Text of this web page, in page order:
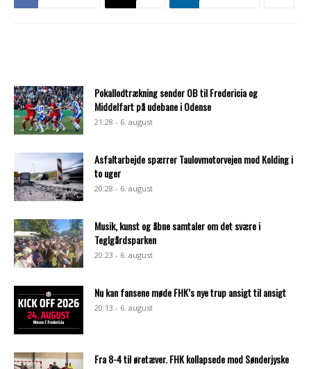
Pokallodtrækning sender OB til Fredericia og
Middelfart på udebane i Odense
21:28 - 6. august
Asfaltarbejde spærrer Taulovmotorvejen mod Kolding i
to uger
20:28 - 6. august
Musik, kunst og åbne samtaler om det svære i
Teglgårdsparken
20:23 - 6. august
Nu kan fansene møde FHK’s nye trup ansigt til ansigt
20:13 - 6. august
Fra 8-4 til øretæver. FHK kollapsede mod Sønderjyske